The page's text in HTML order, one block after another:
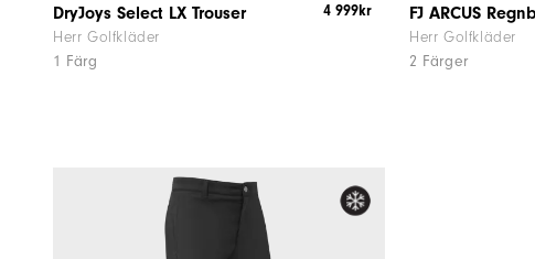
DryJoys Select LX Trouser
Herr Golfkläder
1 Färg
4 999kr FJ ARCUS
Herr Golfkläder
2 Färger